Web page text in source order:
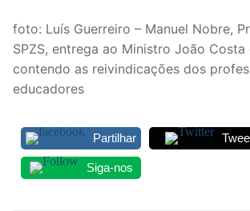
EDUCAÇÃO ESPECIAL
PARTICULAR / IPSS /
PROFESSORES CONTRATADOS
foto: Luís Guerreiro – Manuel Nobre,
SPZS, entrega ao Ministro João
contendo as reivindicações dos
educadores
Partilhar
Siga-nos